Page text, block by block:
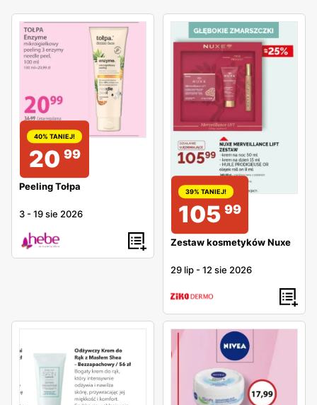
40% TANIEJ!
20 99
Peeling Tołpa
3 -19 sie 2026
39% TANIEJ!
105 99
Zestaw kosmetyków Nuxe
29 lip -12 sie 2026